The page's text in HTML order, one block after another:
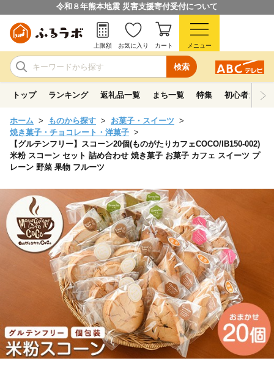
令和８年熊本地震 災害支援寄付受付について
検索
上限額 お気に入り カート メニュー
トップ ランキング 返礼品一覧 まち一覧 特集 初心者ガイド
ホーム ものから探す
お菓子・スイーツ
焼き菓子・チョコレート・洋菓子
【グルテンフリー】スコーン20個(ものがたりカフェCOCO/IB150-002)
米粉 スコーン セット 詰め合わせ 焼き菓子 お菓子 カフェ スイーツ プ
レーン 野菜 果物 フルーツ